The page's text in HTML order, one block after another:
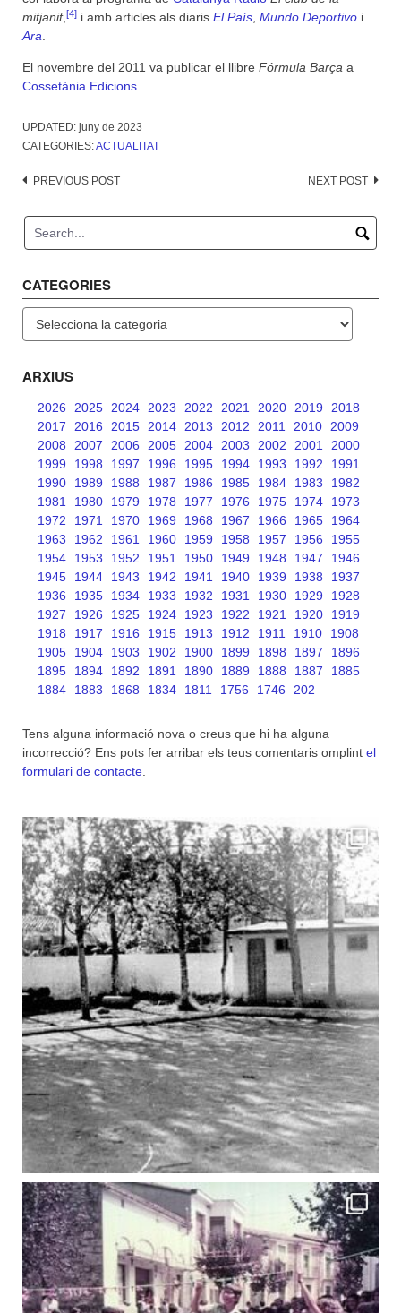
mitjanit,[4] i amb articles als diaris El País, Mundo Deportivo i
Ara.
El novembre del 2011 va publicar el llibre Fórmula Barça a
Cossetània Edicions.
UPDATED: juny de 2023
CATEGORIES:ACTUALITAT
Post
PREVIOUS POST NEXT POST
CATEGORIES
ARXIUS
2026 2025 2024 2023 2022 2021 2020 2019
2018
2017
2016 2015 2014 2013 2012 2011 2010 2009
2008
2007 2006 2005 2004 2003 2002 2001
2000
1999
1998 1997 1996 1995 1994 1993 1992
1991
1990
1989 1988 1987 1986 1985 1984 1983
1982
1981
1980 1979 1978 1977 1976 1975 1974
1973
1972
1971 1970 1969 1968 1967 1966 1965
1964
1963
1962 1961 1960 1959 1958 1957 1956
1955
1954
1953 1952 1951 1950 1949 1948 1947
1946
1945
1944 1943 1942 1941 1940 1939 1938
1937
1936
1935 1934 1933 1932 1931 1930 1929
1928
1927
1926 1925 1924 1923 1922 1921 1920
1919
1918
1917 1916 1915 1913 1912 1911 1910
1908
1905
1904 1903 1902 1900 1899 1898 1897
1896
1895
1894 1892 1891 1890 1889 1888 1887
1885
1884
1883 1868 1834 1811 1756 1746 202
Tens alguna informació nova o creus que hi ha alguna
incorrecció? Ens pots fer arribar els teus comentaris omplint el
formulari de contacte.